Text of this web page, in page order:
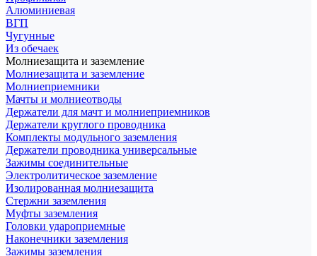
Алюминиевая
ВГП
Чугунные
Из обечаек
Молниезащита и заземление
Молниезащита и заземление
Молниеприемники
Мачты и молниеотводы
Держатели для мачт и молниеприемников
Держатели круглого проводника
Комплекты модульного заземления
Держатели проводника универсальные
Зажимы соединительные
Электролитическое заземление
Изолированная молниезащита
Стержни заземления
Муфты заземления
Головки удароприемные
Наконечники заземления
Зажимы заземления